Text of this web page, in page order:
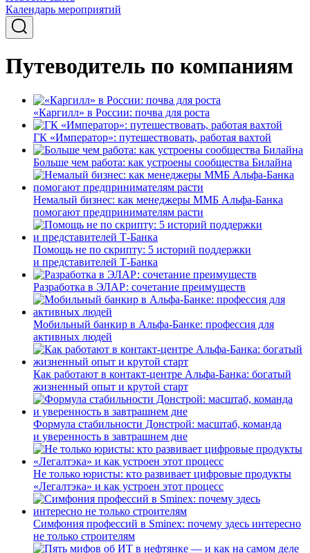
Календарь мероприятий
Путеводитель по компаниям
«Каргилл» в России: почва для роста
ГК «Император»: путешествовать, работая вахтой
Больше чем работа: как устроены сообщества Билайна
Немалый бизнес: как менеджеры ММБ Альфа-Банка
помогают предпринимателям расти
Помощь не по скрипту: 5 историй поддержки
и представителей Т-Банка
Разработка в ЭЛАР: сочетание преимуществ
Мобильный банкир в Альфа-Банке: профессия для
активных людей
Как работают в контакт-центре Альфа-Банка: богатый
жизненный опыт и крутой старт
Формула стабильности Донстрой: масштаб, команда
и уверенность в завтрашнем дне
Не только юристы: кто развивает цифровые продукты
«Легалтэка» и как устроен этот процесс
Симфония профессий в Sminex: почему здесь интересно
не только строителям